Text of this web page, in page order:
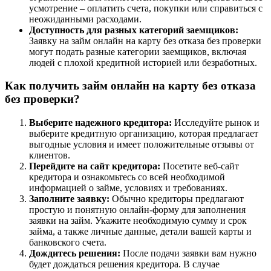
усмотрение – оплатить счета, покупки или справиться с
неожиданными расходами.
Доступность для разных категорий заемщиков:
Заявку на займ онлайн на карту без отказа без проверки
могут подать разные категории заемщиков, включая
людей с плохой кредитной историей или безработных.
Как получить займ онлайн на карту без отказа
без проверки?
Выберите надежного кредитора: Исследуйте рынок и
выберите кредитную организацию, которая предлагает
выгодные условия и имеет положительные отзывы от
клиентов.
Перейдите на сайт кредитора: Посетите веб-сайт
кредитора и ознакомьтесь со всей необходимой
информацией о займе, условиях и требованиях.
Заполните заявку: Обычно кредиторы предлагают
простую и понятную онлайн-форму для заполнения
заявки на займ. Укажите необходимую сумму и срок
займа, а также личные данные, детали вашей карты и
банковского счета.
Дождитесь решения: После подачи заявки вам нужно
будет дождаться решения кредитора. В случае